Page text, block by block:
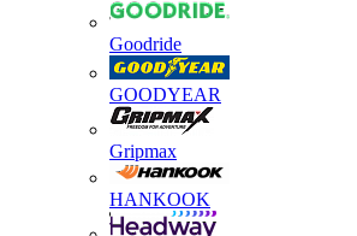
Goodride
GOODYEAR
Gripmax
HANKOOK